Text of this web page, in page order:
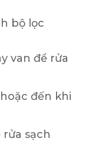
bộ lọc
van để rửa
đến khi
rửa sạch